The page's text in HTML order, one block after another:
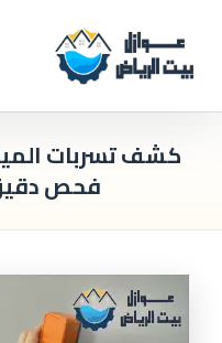
كشف تسربات
فحص